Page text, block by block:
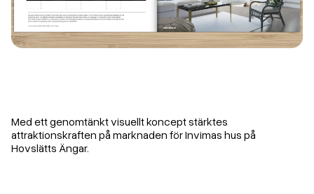
Med ett genomtänkt visuellt koncept stärktes
attraktionskraften på marknaden för Invimas hus på
Hovslätts Ängar.